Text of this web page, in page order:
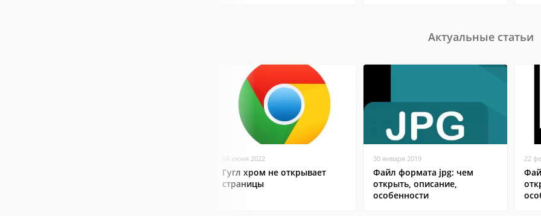
Актуальные статьи
04 июня 2022
Гугл хром не открывает
страницы
30 января 2019
Файл формата jpg: чем
открыть, описание,
особенности
22